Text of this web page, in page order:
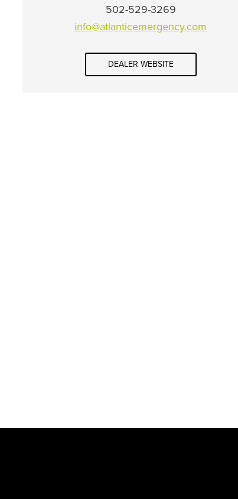
502-529-3269
info@atlanticemergency.com
DEALER WEBSITE